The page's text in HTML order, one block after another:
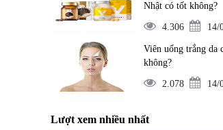
Nhật có tốt không?
4.306 14/
Viên uống trắng da
không?
2.078 14/
Lượt xem nhiều nhất